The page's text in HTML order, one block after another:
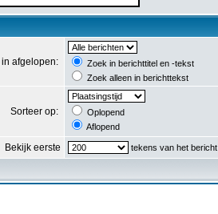
in afgelopen:
Zoek in berichttitel en -tekst
Zoek alleen in berichttekst
Sorteer op:
Oplopend
Aflopend
Bekijk eerste tekens van het bericht